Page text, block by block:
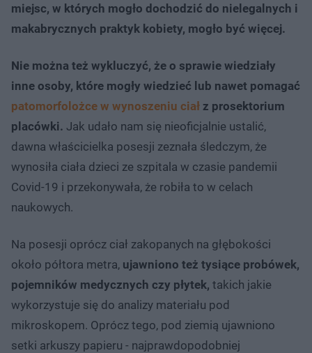
miejsc, w których mogło dochodzić do nielegalnych i
makabrycznych praktyk kobiety, mogło być więcej.
Nie można też wykluczyć, że o sprawie wiedziały
inne osoby, które mogły wiedzieć lub nawet pomagać
patomorfolożce w wynoszeniu ciał z prosektorium
placówki. Jak udało nam się nieoficjalnie ustalić,
dawna właścicielka posesji zeznała śledczym, że
wynosiła ciała dzieci ze szpitala w czasie pandemii
Covid-19 i przekonywała, że robiła to w celach
naukowych.
Na posesji oprócz ciał zakopanych na głębokości
około półtora metra, ujawniono też tysiące probówek,
pojemników medycznych czy płytek, takich jakie
wykorzystuje się do analizy materiału pod
mikroskopem. Oprócz tego, pod ziemią ujawniono
setki arkuszy papieru - najprawdopodobniej